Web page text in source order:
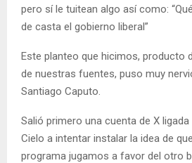
pero sí le tuitean algo así como:
de casta el gobierno liberal”
Este planteo que hicimos, producto
de nuestras fuentes, puso muy
Santiago Caputo.
Salió primero una cuenta de X
Cielo a intentar instalar la idea de
programa jugamos a favor del otro